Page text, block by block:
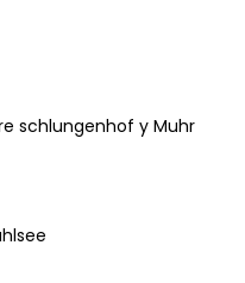
schlungenhof y Muhr